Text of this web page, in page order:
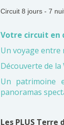
Circuit 8 jours - 7
Votre circuit en
Un voyage
Découverte de
Un patrimoine
panoramas
Les PLUS Terre